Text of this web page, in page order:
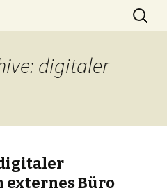
UnterbewusstseinSuchen
nach:
digitaler
Büro